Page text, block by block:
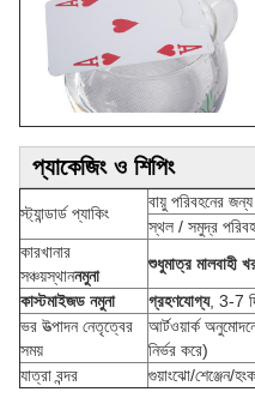
প্যাকেজিং ও শিপিং
স্ট্যান্ডার্ড প্যাকিং
বায়ু পরিবহনের
স্থল / সমুদ্র
কারখানার
সঞ্চয়স্থাননমুনা
শুধুমাত্র মালবাহী
কাস্টমাইজড নমুনা
গ্রহণযোগ্য, 3-7
ভর উত্পাদন নেতৃত্বের
সময়
আর্টওয়ার্ক
নির্ভর করে)
যাত্রা বন্দর
গুয়াংঝো/শেঞ্জেন/